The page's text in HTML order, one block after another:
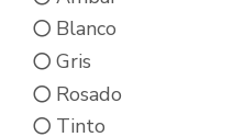
Blanco
Gris
Rosado
Tinto